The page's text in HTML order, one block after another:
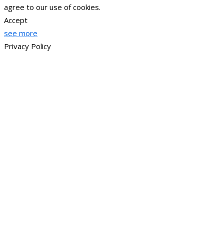
agree to our use of cookies.
Accept
see more
Privacy Policy